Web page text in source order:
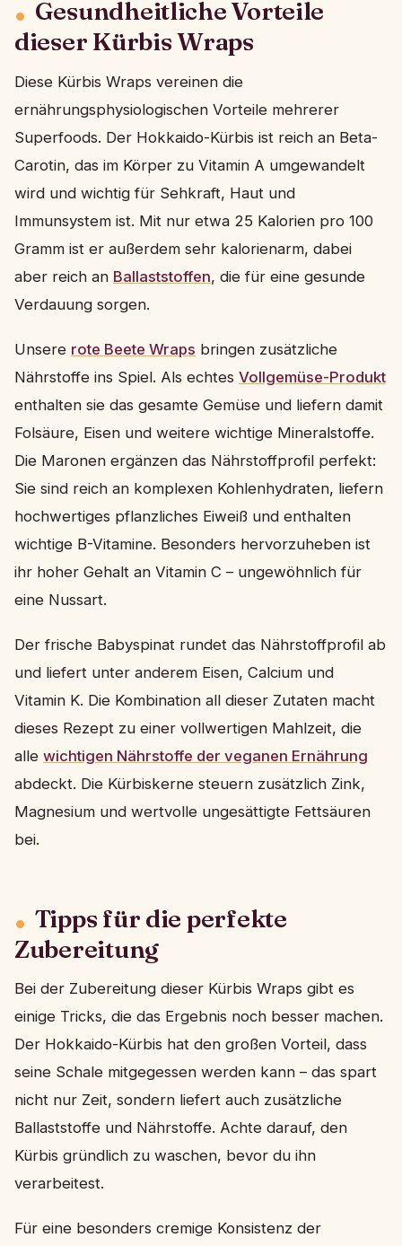
Gesundheitliche Vorteile
dieser Kürbis Wraps
Diese Kürbis Wraps vereinen die
ernährungsphysiologischen Vorteile mehrerer
Superfoods. Der Hokkaido-Kürbis ist reich an Beta-
Carotin, das im Körper zu Vitamin A umgewandelt
wird und wichtig für Sehkraft, Haut und
Immunsystem ist. Mit nur etwa 25 Kalorien pro 100
Gramm ist er außerdem sehr kalorienarm, dabei
aber reich an Ballaststoffen, die für eine gesunde
Verdauung sorgen.
Unsere rote Beete Wraps bringen zusätzliche
Nährstoffe ins Spiel. Als echtes Vollgemüse-Produkt
enthalten sie das gesamte Gemüse und liefern damit
Folsäure, Eisen und weitere wichtige Mineralstoffe.
Die Maronen ergänzen das Nährstoffprofil perfekt:
Sie sind reich an komplexen Kohlenhydraten, liefern
hochwertiges pflanzliches Eiweiß und enthalten
wichtige B-Vitamine. Besonders hervorzuheben ist
ihr hoher Gehalt an Vitamin C – ungewöhnlich für
eine Nussart.
Der frische Babyspinat rundet das Nährstoffprofil ab
und liefert unter anderem Eisen, Calcium und
Vitamin K. Die Kombination all dieser Zutaten macht
dieses Rezept zu einer vollwertigen Mahlzeit, die
alle wichtigen Nährstoffe der veganen Ernährung
abdeckt. Die Kürbiskerne steuern zusätzlich Zink,
Magnesium und wertvolle ungesättigte Fettsäuren
bei.
Tipps für die perfekte
Zubereitung
Bei der Zubereitung dieser Kürbis Wraps gibt es
einige Tricks, die das Ergebnis noch besser machen.
Der Hokkaido-Kürbis hat den großen Vorteil, dass
seine Schale mitgegessen werden kann – das spart
nicht nur Zeit, sondern liefert auch zusätzliche
Ballaststoffe und Nährstoffe. Achte darauf, den
Kürbis gründlich zu waschen, bevor du ihn
verarbeitest.
Für eine besonders cremige Konsistenz der